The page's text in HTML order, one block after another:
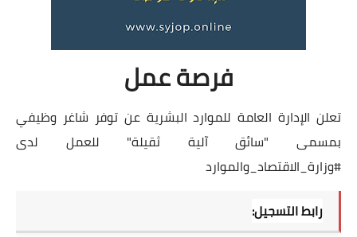
فرصة عمل
تعلن الإدارة العامة للموارد البشرية عن توفر شاغر وظيفي
بمسمى "سائق آلية ثقيلة" للعمل لدى
#وزارة_الاقتصاد_والموارد
رابط التسجيل: